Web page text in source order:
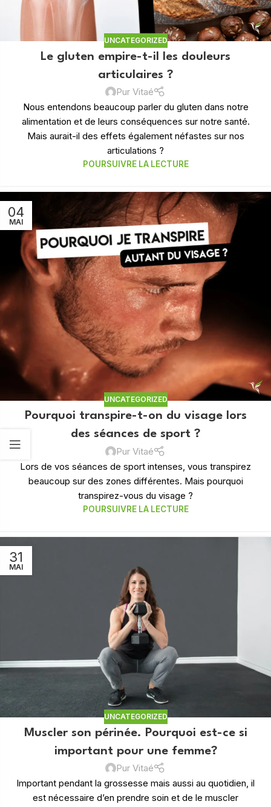
UNCATEGORIZED
Le gluten empire-t-il les douleurs
articulaires ?
Pur Vitaé
Nous entendons beaucoup parler du gluten dans notre
alimentation et de leurs conséquences sur notre santé.
Mais aurait-il des effets également néfastes sur nos
articulations ?
POURSUIVRE LA LECTURE
04
MAI
UNCATEGORIZED
Pourquoi transpire-t-on du visage lors
des séances de sport ?
Pur Vitaé
Lors de vos séances de sport intenses, vous transpirez
beaucoup sur des zones différentes. Mais pourquoi
transpirez-vous du visage ?
POURSUIVRE LA LECTURE
31
MAI
UNCATEGORIZED
Muscler son périnée. Pourquoi est-ce si
important pour une femme?
Pur Vitaé
Important pendant la grossesse mais aussi au quotidien, il
est nécessaire d’en prendre soin et de le muscler